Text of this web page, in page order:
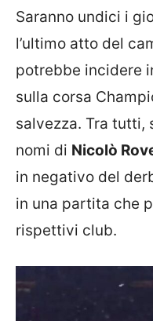
Saranno undici i
l’ultimo atto del
potrebbe incidere
sulla corsa
salvezza. Tra
nomi di Nicolò
in negativo del
in una partita che
rispettivi club.